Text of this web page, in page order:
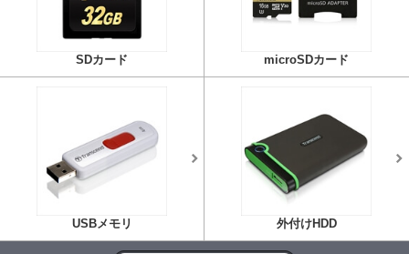
SDカード microSDカード
USBメモリ 外付けHDD